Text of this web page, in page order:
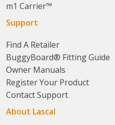
m1 Carrier™
Support
Find A Retailer
BuggyBoard® Fitting Guide
Owner Manuals
Register Your Product
Contact Support
About Lascal